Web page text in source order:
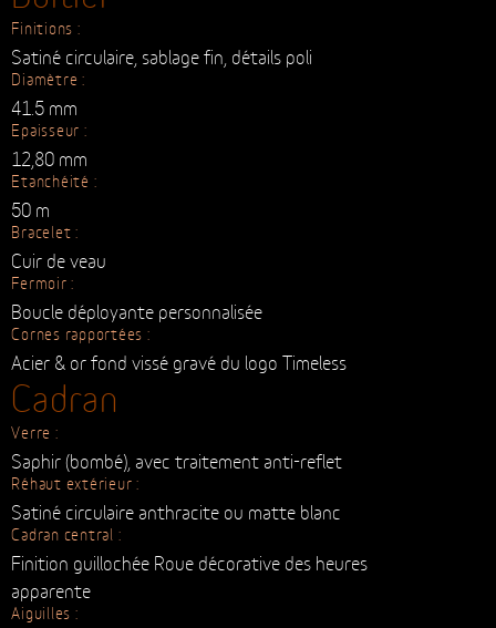
TTC
Boitier
Finitions :
Satiné circulaire, sablage fin, détails poli
Diamètre :
41.5 mm
Epaisseur :
12,80 mm
Etanchéité :
50 m
Bracelet :
Cuir de veau
Fermoir :
Boucle déployante personnalisée
Cornes rapportées :